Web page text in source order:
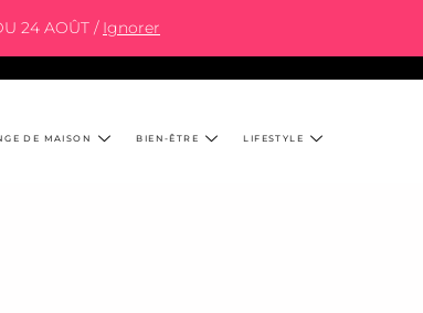
24 AOÛT / Ignorer
DE MAISON BIEN-ÊTRE LIFESTYLE